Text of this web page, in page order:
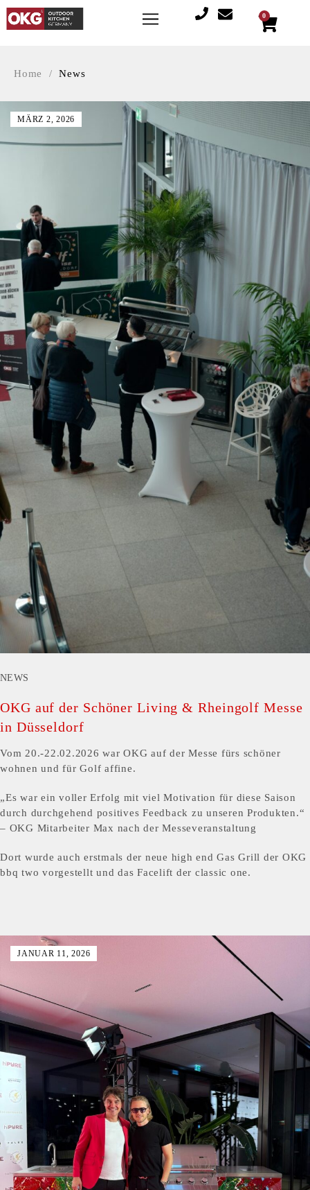
0
Home / News
MÄRZ 2, 2026
NEWS
OKG auf der Schöner Living & Rheingolf Messe
in Düsseldorf
Vom 20.-22.02.2026 war OKG auf der Messe fürs schöner
wohnen und für Golf affine.
„Es war ein voller Erfolg mit viel Motivation für diese Saison
durch durchgehend positives Feedback zu unseren Produkten.“
– OKG Mitarbeiter Max nach der Messeveranstaltung
Dort wurde auch erstmals der neue high end Gas Grill der OKG
bbq two vorgestellt und das Facelift der classic one.
JANUAR 11, 2026